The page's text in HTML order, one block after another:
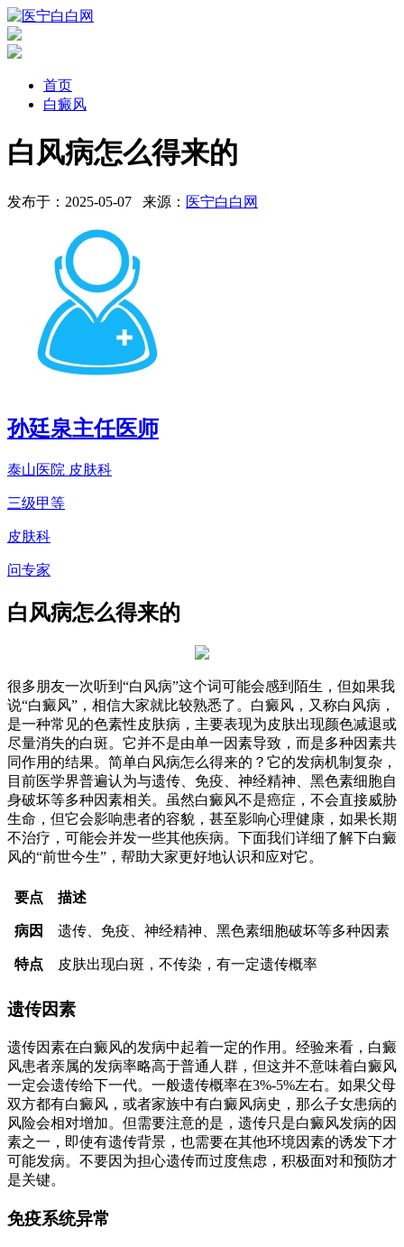
首页
白癜风
白风病怎么得来的
发布于：2025-05-07 来源： 医宁白白网
孙廷泉主任医师
泰山医院 皮肤科
三级甲等
皮肤科
问专家
白风病怎么得来的
很多朋友一次听到“白风病”这个词可能会感到陌生，但如果我
说“白癜风”，相信大家就比较熟悉了。白癜风，又称白风病，
是一种常见的色素性皮肤病，主要表现为皮肤出现颜色减退或
尽量消失的白斑。它并不是由单一因素导致，而是多种因素共
同作用的结果。简单白风病怎么得来的？它的发病机制复杂，
目前医学界普遍认为与遗传、免疫、神经精神、黑色素细胞自
身破坏等多种因素相关。虽然白癜风不是癌症，不会直接威胁
生命，但它会影响患者的容貌，甚至影响心理健康，如果长期
不治疗，可能会并发一些其他疾病。下面我们详细了解下白癜
风的“前世今生”，帮助大家更好地认识和应对它。
要点 描述
病因 遗传、免疫、神经精神、黑色素细胞破坏等多种因素
特点 皮肤出现白斑，不传染，有一定遗传概率
遗传因素
遗传因素在白癜风的发病中起着一定的作用。经验来看，白癜
风患者亲属的发病率略高于普通人群，但这并不意味着白癜风
一定会遗传给下一代。一般遗传概率在3%-5%左右。如果父母
双方都有白癜风，或者家族中有白癜风病史，那么子女患病的
风险会相对增加。但需要注意的是，遗传只是白癜风发病的因
素之一，即使有遗传背景，也需要在其他环境因素的诱发下才
可能发病。不要因为担心遗传而过度焦虑，积极面对和预防才
是关键。
免疫系统异常